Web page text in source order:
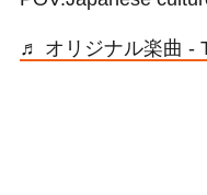
♬ オリジナル楽曲